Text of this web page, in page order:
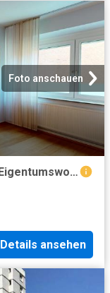
Foto anschauen
Kreuzviertel erleben: Bezugsfreie Eigentumswohnung mit Raum für Ihre Wohnträume!
Details ansehen